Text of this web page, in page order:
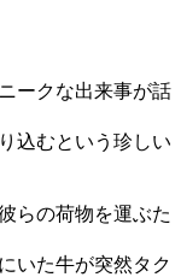
ークな出来事が話
込むという珍しい
らの荷物を運ぶた
いた牛が突然タク